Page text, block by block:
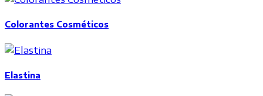
Colorantes Cosméticos
Elastina